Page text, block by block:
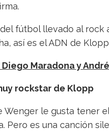
fútbol llevado al rock
así es el ADN de
Maradona y
rockstar de Klopp
Wenger le gusta tener
Pero es una canción